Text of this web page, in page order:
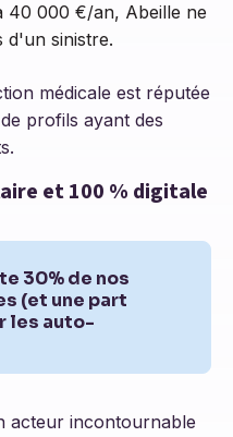
40 000 €/an, Abeille ne
d'un sinistre.
médicale est réputée
profils ayant des
et 100 % digitale
30% de nos
(et une part
les auto-
acteur incontournable